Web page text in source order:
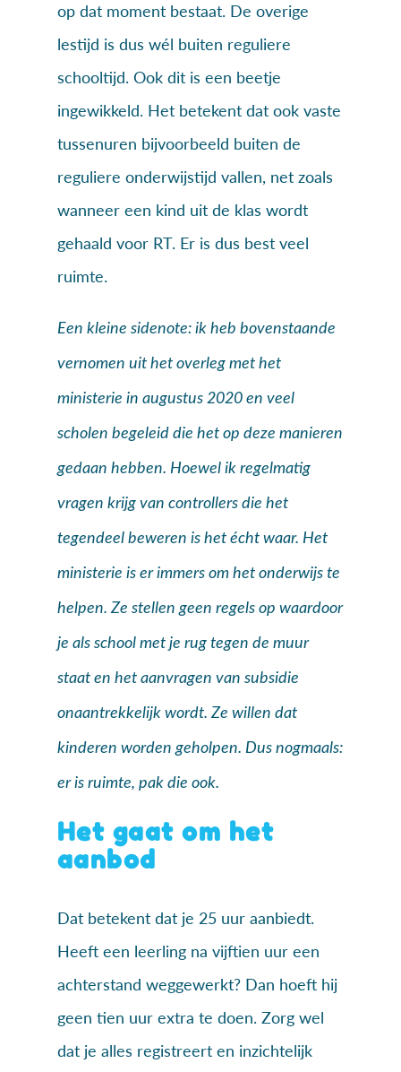
op dat moment bestaat. De overige
lestijd is dus wél buiten reguliere
schooltijd. Ook dit is een beetje
ingewikkeld. Het betekent dat ook vaste
tussenuren bijvoorbeeld buiten de
reguliere onderwijstijd vallen, net zoals
wanneer een kind uit de klas wordt
gehaald voor RT. Er is dus best veel
ruimte.
Een kleine sidenote: ik heb bovenstaande
vernomen uit het overleg met het
ministerie in augustus 2020 en veel
scholen begeleid die het op deze manieren
gedaan hebben. Hoewel ik regelmatig
vragen krijg van controllers die het
tegendeel beweren is het écht waar. Het
ministerie is er immers om het onderwijs te
helpen. Ze stellen geen regels op waardoor
je als school met je rug tegen de muur
staat en het aanvragen van subsidie
onaantrekkelijk wordt. Ze willen dat
kinderen worden geholpen. Dus nogmaals:
er is ruimte, pak die ook.
Het gaat om het
aanbod
Dat betekent dat je 25 uur aanbiedt.
Heeft een leerling na vijftien uur een
achterstand weggewerkt? Dan hoeft hij
geen tien uur extra te doen. Zorg wel
dat je alles registreert en inzichtelijk